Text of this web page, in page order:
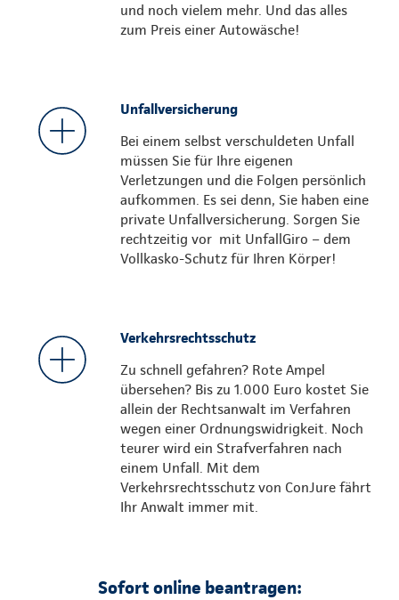
und noch vielem mehr. Und das alles
zum Preis einer Autowäsche!
Unfallversicherung
Bei einem selbst verschuldeten Unfall
müssen Sie für Ihre eigenen
Verletzungen und die Folgen persönlich
aufkommen. Es sei denn, Sie haben eine
private Unfallversicherung. Sorgen Sie
rechtzeitig vor mit UnfallGiro – dem
Vollkasko-Schutz für Ihren Körper!
Verkehrsrechtsschutz
Zu schnell gefahren? Rote Ampel
übersehen? Bis zu 1.000 Euro kostet Sie
allein der Rechtsanwalt im Verfahren
wegen einer Ordnungswidrigkeit. Noch
teurer wird ein Strafverfahren nach
einem Unfall. Mit dem
Verkehrsrechtsschutz von ConJure fährt
Ihr Anwalt immer mit.
Sofort online beantragen: